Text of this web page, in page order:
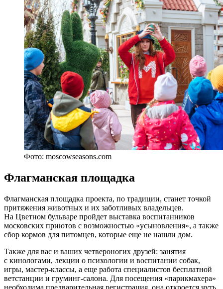
Фото: moscowseasons.com
Флагманская площадка
Флагманская площадка проекта, по традиции, станет точкой
притяжения животных и их заботливых владельцев.
На Цветном бульваре пройдет выставка воспитанников
московских приютов с возможностью «усыновления», а также
сбор кормов для питомцев, которые еще не нашли дом.
Также для вас и ваших четвероногих друзей: занятия
с кинологами, лекции о психологии и воспитании собак,
игры, мастер-классы, а еще работа специалистов бесплатной
ветстанции и груминг-салона. Для посещения «парикмахера»
необходима предварительная регистрация, она откроется чуть